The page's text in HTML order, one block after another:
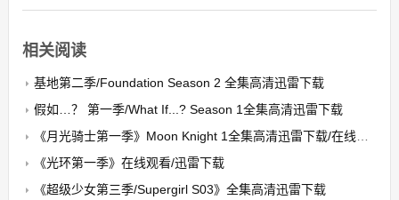
相关阅读
基地第二季/Foundation Season 2 全集高清迅雷下载
假如…？ 第一季/What If...? Season 1全集高清迅雷下载
《月光骑士第一季》Moon Knight 1全集高清迅雷下载/在线观看
《光环第一季》在线观看/迅雷下载
《超级少女第三季/Supergirl S03》全集高清迅雷下载